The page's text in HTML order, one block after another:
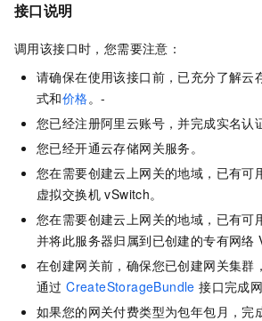
接口说明
调用该接口时，您需要注意：
请确保在使用该接口前，已充分了解云
式和价格。-
您已经注册阿里云账号，并完成实名认
您已经开通云存储网关服务。
您在需要创建云上网关的地域，已有可
虚拟交换机 vSwitch。
您在需要创建云上网关的地域，已有可
并将此服务器归属到已创建的专有网络
在创建网关前，确保您已创建网关集群
通过CreateStorageBundle 接口完成
如果您的网关付费类型为包年包月，完